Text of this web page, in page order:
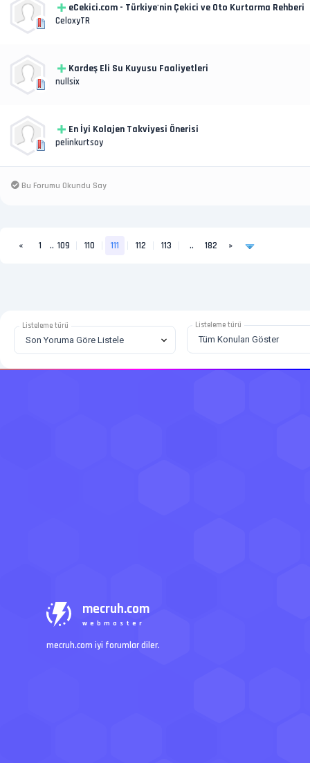
eCekici.com - Türkiye'nin Çekici ve Oto Kurtarma Rehberi
CeloxyTR
Kardeş Eli Su Kuyusu Faaliyetleri
nullsix
En İyi Kolajen Takviyesi Önerisi
pelinkurtsoy
Bu Forumu Okundu Say
« 1 .. 109 110 111 112 113 .. 182 »
Listeleme türü Listeleme türü
mecruh.com
webmaster
mecruh.com iyi forumlar diler.